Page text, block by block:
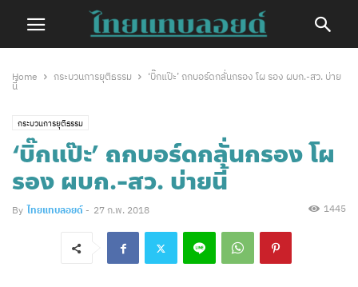
Home กระบวนการยุติธรรม
‘บิ๊กแป๊ะ’ ถกบอร์ดกลั่นกรอง โผ รอง ผบก.-สว. บ่าย
นี้
กระบวนการยุติธรรม
‘บิ๊กแป๊ะ’ ถกบอร์ดกลั่นกรอง โผ
รอง ผบก.-สว. บ่ายนี้
By ไทยแทบลอยด์ - 27 ก.พ. 2018 1445